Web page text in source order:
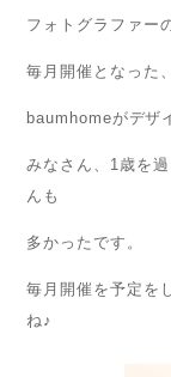
フォトグラファー
毎月開催となった
baumhomeがデザ
みなさん、1歳を
んも
多かったです。
毎月開催を予定を
ね♪